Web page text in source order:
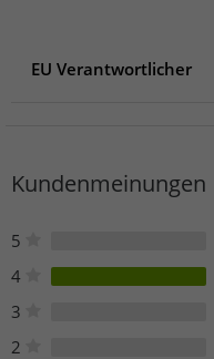
EU Verantwortlicher
71065 Sindelfingen
Kundenmeinungen
5
4
3
2